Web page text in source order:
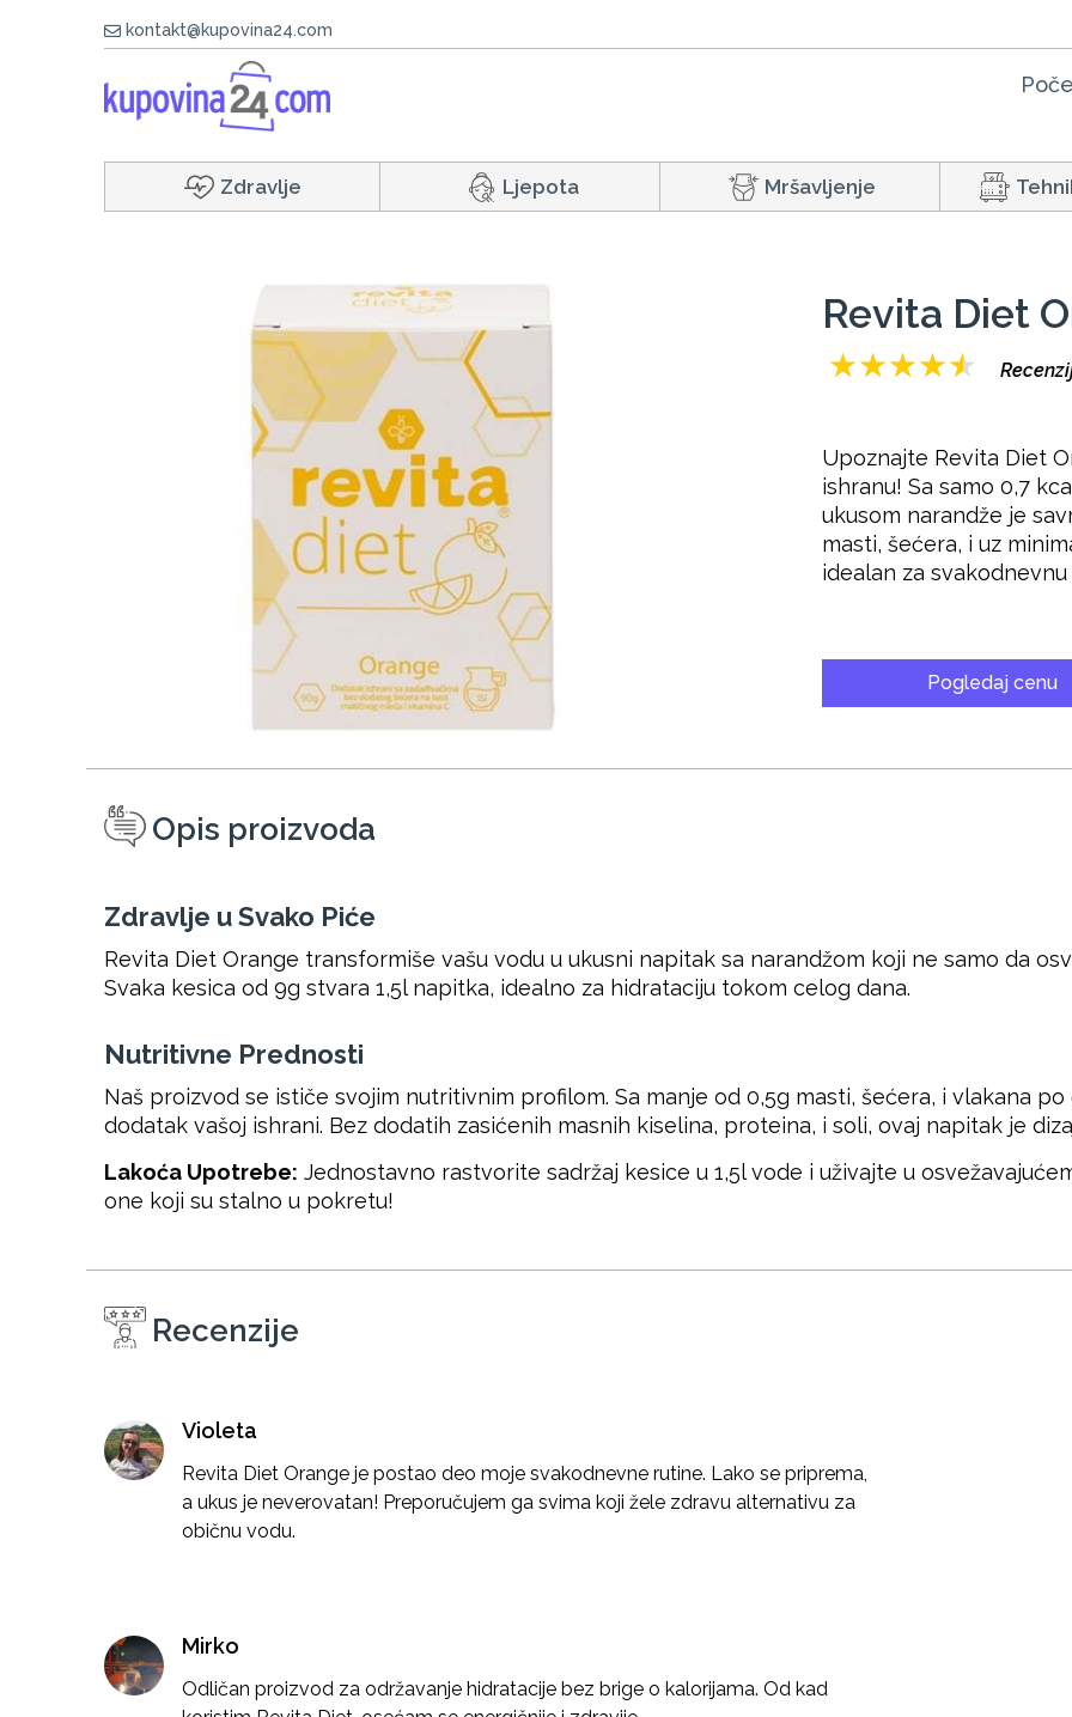
kontakt@kupovina24.com
Zdravlje Ljepota Mršavljenje
Revita Diet
★★★★★
Upoznajte Revita Diet
ishranu! Sa samo 0,7
ukusom narandže je
masti, šećera, i uz
idealan za
Pogledaj cenu
Opis proizvoda
Zdravlje u Svako Piće
Revita Diet Orange transformiše vašu vodu u ukusni napitak sa narandžom koji ne samo da
Svaka kesica od 9g stvara 1,5l napitka, idealno za hidrataciju tokom celog dana.
Nutritivne Prednosti
Naš proizvod se ističe svojim nutritivnim profilom. Sa manje od 0,5g masti, šećera, i vlakana
dodatak vašoj ishrani. Bez dodatih zasićenih masnih kiselina, proteina, i soli, ovaj napitak je
Lakoća Upotrebe: Jednostavno rastvorite sadržaj kesice u 1,5l vode i uživajte u
one koji su stalno u pokretu!
Recenzije
Violeta
Revita Diet Orange je postao deo moje svakodnevne rutine. Lako se priprema,
a ukus je neverovatan! Preporučujem ga svima koji žele zdravu alternativu za
običnu vodu.
Mirko
Odličan proizvod za održavanje hidratacije bez brige o kalorijama. Od kad